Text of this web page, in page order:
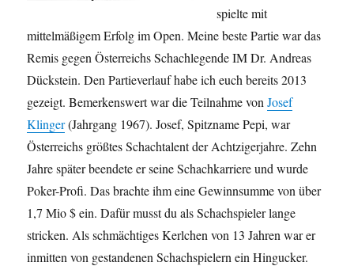
spielte mit
mittelmäßigem Erfolg im Open. Meine beste Partie war das
Remis gegen Österreichs Schachlegende IM Dr. Andreas
Dückstein. Den Partieverlauf habe ich euch bereits 2013
gezeigt. Bemerkenswert war die Teilnahme vonJosef
Klinger(Jahrgang 1967). Josef, Spitzname Pepi, war
Österreichs größtes Schachtalent der Achtzigerjahre. Zehn
Jahre später beendete er seine Schachkarriere und wurde
Poker-Profi. Das brachte ihm eine Gewinnsumme von über
1,7 Mio $ ein. Dafür musst du als Schachspieler lange
stricken. Als schmächtiges Kerlchen von 13 Jahren war er
inmitten von gestandenen Schachspielern ein Hingucker.